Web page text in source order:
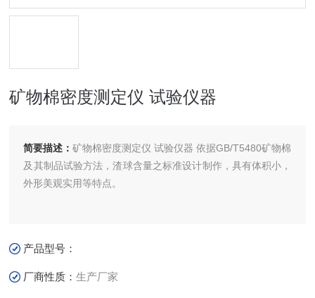
矿物棉密度测定仪 试验仪器
简要描述：矿物棉密度测定仪 试验仪器 依据GB/T5480矿物棉
及其制品试验方法，渣球含量之标准设计制作，具有体积小，
外形美观实用等特点。
产品型号：
厂商性质：生产厂家